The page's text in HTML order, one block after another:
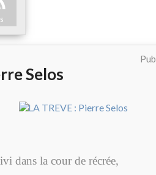
Selos
dans la cour de récrée,